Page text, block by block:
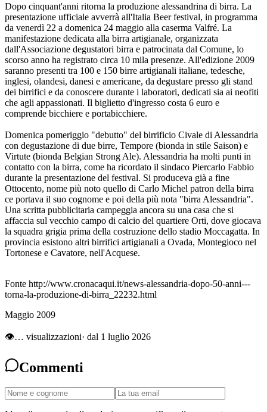
Dopo cinquant'anni ritorna la produzione alessandrina di birra. La
presentazione ufficiale avverrà all'Italia Beer festival, in programma
da venerdì 22 a domenica 24 maggio alla caserma Valfré. La
manifestazione dedicata alla birra artigianale, organizzata
dall'Associazione degustatori birra e patrocinata dal Comune, lo
scorso anno ha registrato circa 10 mila presenze. All'edizione 2009
saranno presenti tra 100 e 150 birre artigianali italiane, tedesche,
inglesi, olandesi, danesi e americane, da degustare presso gli stand
dei birrifici e da conoscere durante i laboratori, dedicati sia ai neofiti
che agli appassionati. Il biglietto d'ingresso costa 6 euro e
comprende bicchiere e portabicchiere.
Domenica pomeriggio "debutto" del birrificio Civale di Alessandria
con degustazione di due birre, Tempore (bionda in stile Saison) e
Virtute (bionda Belgian Strong Ale). Alessandria ha molti punti in
contatto con la birra, come ha ricordato il sindaco Piercarlo Fabbio
durante la presentazione del festival. Si produceva già a fine
Ottocento, nome più noto quello di Carlo Michel patron della birra
ce portava il suo cognome e poi della più nota "birra Alessandria".
Una scritta pubblicitaria campeggia ancora su una casa che si
affaccia sul vecchio campo di calcio del quartiere Orti, dove giocava
la squadra grigia prima della costruzione dello stadio Moccagatta. In
provincia esistono altri birrifici artigianali a Ovada, Montegioco nel
Tortonese e Cavatore, nell'Acquese.
Fonte http://www.cronacaqui.it/news-alessandria-dopo-50-anni---
torna-la-produzione-di-birra_22232.html
Maggio 2009
👁… visualizzazioni· dal 1 luglio 2026
Commenti